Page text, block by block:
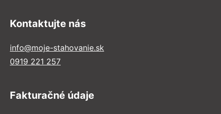
Kontaktujte nás
info@moje-stahovanie.sk
0919 221 257
Fakturačné údaje